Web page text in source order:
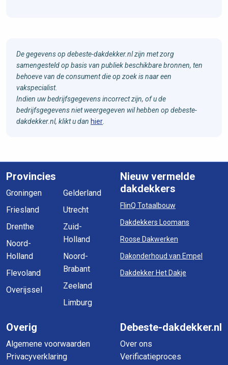
De gegevens op debeste-dakdekker.nl zijn met zorg
samengesteld op basis van publiek beschikbare bronnen, ten
behoeve van de consument die op zoek is naar een
vakspecialist.
Indien uw bedrijfsgegevens incorrect zijn, of u de
bedrijfsgegevens niet weergegeven wil hebben op debeste-
dakdekker.nl, klikt u dan hier
Provincies
Groningen
Friesland
Drenthe
Noord-
Holland
Flevoland
Overijssel
Gelderland
Utrecht
Zuid-
Holland
Noord-
Brabant
Zeeland
Limburg
Nieuw vermelde
dakdekkers
FlinQ Totaalbouw
Dakdekkers Loomans
Roose Dakwerken
Dakonderhoud van Empel
Dakdekker Het Dakje
Overig
Algemene voorwaarden
Privacyverklaring
Debeste-dakdekker.nl
Over ons
Verificatieproces